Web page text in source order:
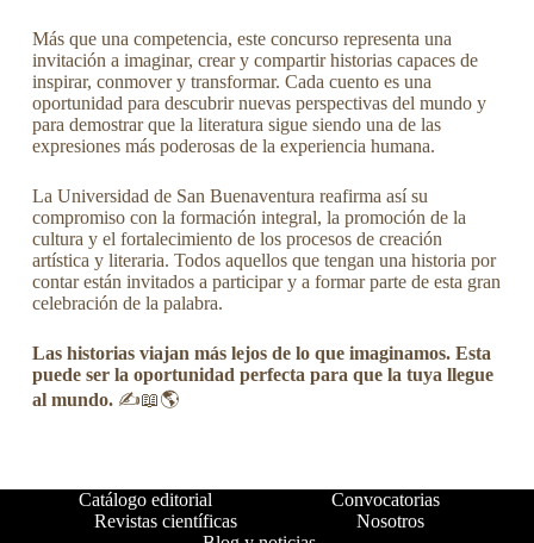
Más que una competencia, este concurso representa una
invitación a imaginar, crear y compartir historias capaces de
inspirar, conmover y transformar. Cada cuento es una
oportunidad para descubrir nuevas perspectivas del mundo y
para demostrar que la literatura sigue siendo una de las
expresiones más poderosas de la experiencia humana.
La Universidad de San Buenaventura reafirma así su
compromiso con la formación integral, la promoción de la
cultura y el fortalecimiento de los procesos de creación
artística y literaria. Todos aquellos que tengan una historia por
contar están invitados a participar y a formar parte de esta gran
celebración de la palabra.
Las historias viajan más lejos de lo que imaginamos. Esta
puede ser la oportunidad perfecta para que la tuya llegue
al mundo.✍️📖🌎
Catálogo editorial
Convocatorias
Revistas científicas
Nosotros